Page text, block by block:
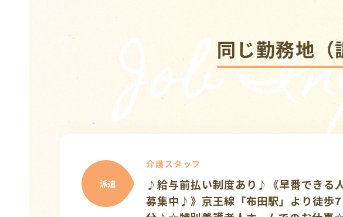
Job同じ勤務地
り♪《早番できる人
田駅」より徒歩7
派遣
♪給与前払い制
レクリエーショ